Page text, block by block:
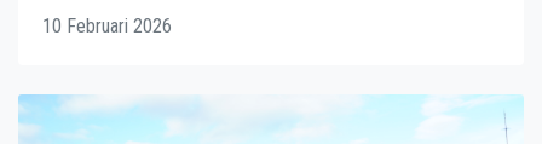
10 Februari 2026